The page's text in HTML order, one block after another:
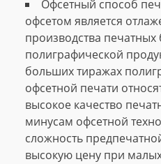
Офсетный способ
офсетом является
производства печатных
полиграфической
больших тиражах
офсетной печати
высокое качество
минусам офсетной
сложность
высокую цену при